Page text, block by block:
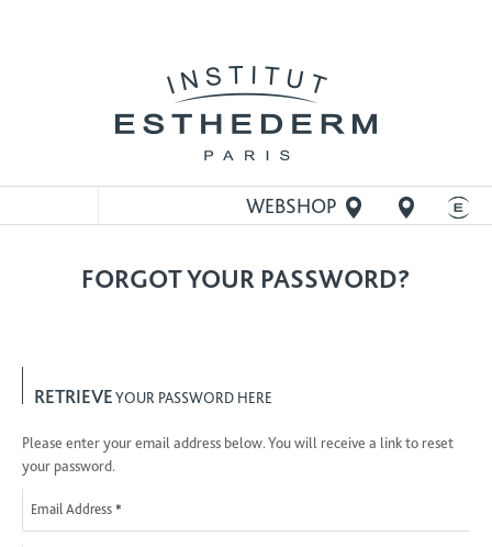
WEBSHOP
FORGOT YOUR PASSWORD?
RETRIEVEYOUR PASSWORD HERE
Please enter your email address below. You will receive a link to reset
your password.
Email Address